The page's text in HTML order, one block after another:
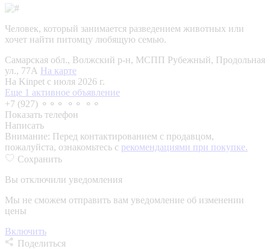
Человек, который занимается разведением животных или
хочет найти питомцу любящую семью.
Самарская обл., Волжский р-н, МСПП Рубежный, Продольная
ул., 77А На карте
На Kinpet c июля 2026 г.
Еще 1 активное объявление
+7 (927) ⚬⚬⚬ ⚬⚬ ⚬⚬
Показать телефон
Написать
Внимание: Перед контактированием с продавцом,
пожалуйста, ознакомьтесь с рекомендациями при покупке.
Сохранить
Вы отключили уведомления
Мы не сможем отправить вам уведомление об изменении
цены
Включить
Поделиться